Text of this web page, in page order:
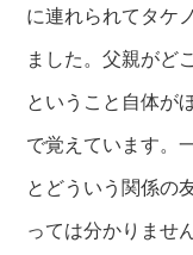
に連れられてタケ
ました。父親がど
ということ自体が
で覚えています。
とどういう関係の
っては分かりませ